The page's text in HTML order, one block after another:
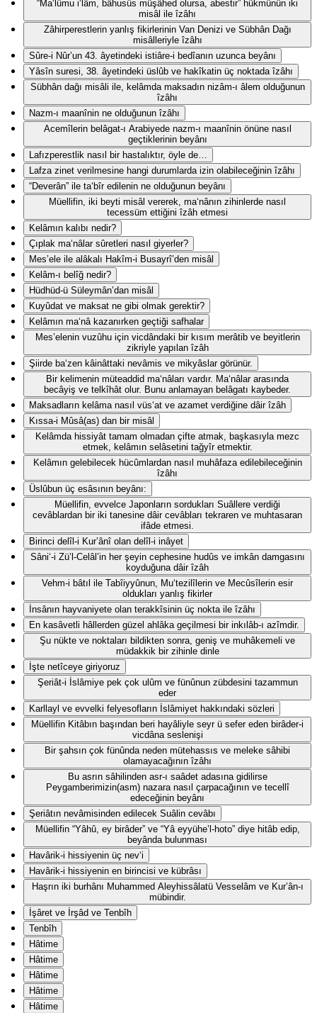
“Ma‘lûmu i‘lâm, bâhusûs müşâhed olursa, abestir” hükmünün iki
misâl ile îzâhı
Zâhirperestlerin yanlış fikirlerinin Van Denizi ve Sübhân Dağı
misâlleriyle îzâhı
Sûre-i Nûr’un 43. âyetindeki istiâre-i bedîanın uzunca beyânı
Yâsîn suresi, 38. âyetindeki üslûb ve hakîkatin üç noktada îzâhı
Sübhân dağı misâli ile, kelâmda maksadın nizâm-ı âlem olduğunun
îzâhı
Nazm-ı maanînin ne olduğunun îzâhı
Acemîlerin belâgat-ı Arabiyede nazm-ı maanînin önüne nasıl
geçtiklerinin beyânı
Lafızperestlik nasıl bir hastalıktır, öyle de…
Lafza zinet verilmesine hangi durumlarda izin olabileceğinin îzâhı
“Deverân” ile ta‘bîr edilenin ne olduğunun beyânı
Müellifin, iki beyti misâl vererek, ma‘nânın zihinlerde nasıl
tecessüm ettiğini îzâh etmesi
Kelâmın kalıbı nedir?
Çıplak ma‘nâlar sûretleri nasıl giyerler?
Mes’ele ile alâkalı Hakîm-i Busayrî’den misâl
Kelâm-ı belîğ nedir?
Hüdhüd-ü Süleymân’dan misâl
Kuyûdat ve maksat ne gibi olmak gerektir?
Kelâmın ma‘nâ kazanırken geçtiği safhalar
Mes’elenin vuzûhu için vicdândaki bir kısım merâtib ve beyitlerin
zikriyle yapılan îzâh
Şiirde ba‘zen kâinâttaki nevâmis ve mikyâslar görünür.
Bir kelimenin müteaddid ma‘nâları vardır. Ma‘nâlar arasında
becâyiş ve telkîhât olur. Bunu anlamayan belâgatı kaybeder.
Maksadların kelâma nasıl vüs‘at ve azamet verdiğine dâir îzâh
Kıssa-i Mûsâ(as) dan bir misâl
Kelâmda hissiyât tamam olmadan çifte atmak, başkasıyla mezc
etmek, kelâmın selâsetini tağyîr etmektir.
Kelâmın gelebilecek hücûmlardan nasıl muhâfaza edilebileceğinin
îzâhı
Üslûbun üç esâsının beyânı:
Müellifin, evvelce Japonların sordukları Suâllere verdiği
cevâblardan bir iki tanesine dâir cevâbları tekraren ve muhtasaran
ifâde etmesi.
Birinci delîl-i Kur’ânî olan delîl-i inâyet
Sâni‘-i Zü’l-Celâl’in her şeyin cephesine hudûs ve imkân damgasını
koyduğuna dâir îzâh
Vehm-i bâtıl ile Tabîiyyûnun, Mu‘tezilîlerin ve Mecûsîlerin esir
oldukları yanlış fikirler
İnsânın hayvaniyete olan terakkîsinin üç nokta ile îzâhı
En kasâvetli hâllerden güzel ahlâka geçilmesi bir inkılâb-ı azîmdir.
Şu nükte ve noktaları bildikten sonra, geniş ve muhâkemeli ve
müdakkik bir zihinle dinle
İşte netîceye giriyoruz
Şeriât-i İslâmiye pek çok ulûm ve fünûnun zübdesini tazammun
eder
Karllayl ve evvelki felyesofların İslâmiyet hakkındaki sözleri
Müellifin Kitâbın başından beri hayâliyle seyr ü sefer eden birâder-i
vicdâna seslenişi
Bir şahsın çok fünûnda neden mütehassıs ve meleke sâhibi
olamayacağının îzâhı
Bu asrın sâhilinden asr-ı saâdet adasına gidilirse
Peygamberimizin(asm) nazara nasıl çarpacağının ve tecellî
edeceğinin beyânı
Şeriâtın nevâmisinden edilecek Suâlin cevâbı
Müellifin “Yâhû, ey birâder” ve “Yâ eyyühe’l-hoto” diye hitâb edip,
beyânda bulunması
Havârik-i hissiyenin üç nev‘i
Havârik-i hissiyenin en birincisi ve kübrâsı
Haşrın iki burhânı Muhammed Aleyhissâlatü Vesselâm ve Kur’ân-ı
mübindir.
İşâret ve İrşâd ve Tenbîh
Tenbîh
Hâtime
Hâtime
Hâtime
Hâtime
Hâtime